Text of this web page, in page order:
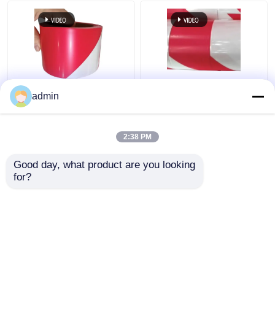
Verkehrswarnung PE
Schutzfilm Schwarz
admin
2:38 PM
Good day, what product are you looking
for?